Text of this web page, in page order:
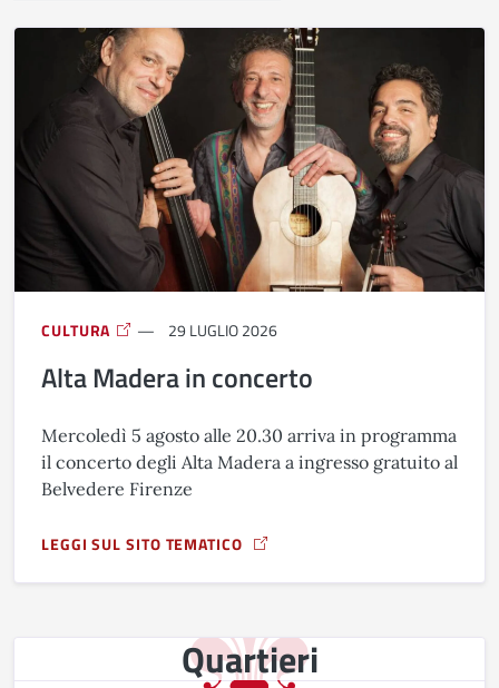
CULTURA 29 LUGLIO 2026
Alta Madera in concerto
Mercoledì 5 agosto alle 20.30 arriva in programma
il concerto degli Alta Madera a ingresso gratuito al
Belvedere Firenze
LEGGI SUL SITO TEMATICO
A PROPOSITO DI ALTA MADERA IN CONCERTO
Quartieri